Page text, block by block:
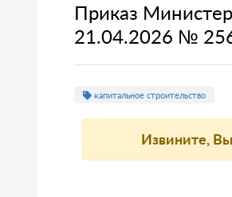
Приказ
21.04.2026 №
капитальное строительство
Извините,